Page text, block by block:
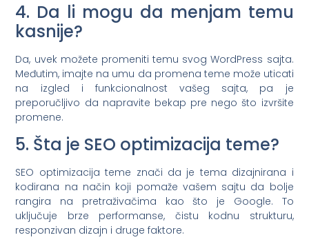
4. Da li mogu da menjam temu
kasnije?
Da, uvek možete promeniti temu svog WordPress sajta.
Međutim, imajte na umu da promena teme može uticati
na izgled i funkcionalnost vašeg sajta, pa je
preporučljivo da napravite bekap pre nego što izvršite
promene.
5. Šta je SEO optimizacija teme?
SEO optimizacija teme znači da je tema dizajnirana i
kodirana na način koji pomaže vašem sajtu da bolje
rangira na pretraživačima kao što je Google. To
uključuje brze performanse, čistu kodnu strukturu,
responzivan dizajn i druge faktore.